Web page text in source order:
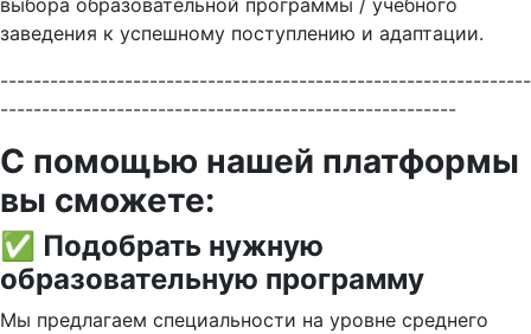
выбора образовательной программы / учебного
заведения к успешному поступлению и адаптации.
----------------------------------------------------------------
-------------------------------------------------------
С помощью нашей платформы
вы сможете:
✅ Подобрать нужную
образовательную программу
Мы предлагаем специальности на уровне среднего